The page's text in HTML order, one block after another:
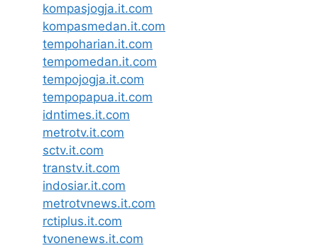
kompasjogja.it.com
kompasmedan.it.com
tempoharian.it.com
tempomedan.it.com
tempojogja.it.com
tempopapua.it.com
idntimes.it.com
metrotv.it.com
sctv.it.com
transtv.it.com
indosiar.it.com
metrotvnews.it.com
rctiplus.it.com
tvonenews.it.com